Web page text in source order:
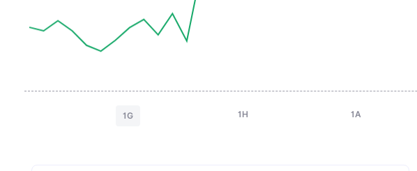
1G 1H 1A